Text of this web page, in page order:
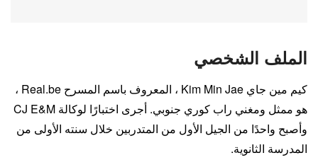
الملف الشخصي
كيم مين جاي Kim Min Jae ، المعروف باسم المسرح Real.be ،
هو ممثل ومغني راب كوري جنوبي. أجرى اختبارًا لوكالة CJ E&M
وأصبح واحدًا من الجيل الأول من المتدربين خلال سنته الأولى من
المدرسة الثانوية.